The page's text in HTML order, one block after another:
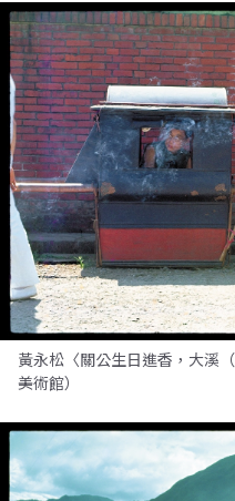
黃永松〈關公生日進香，大溪
美術館）